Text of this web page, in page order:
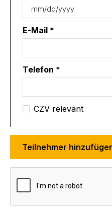
E-Mail *
Telefon *
CZV relevant
Teilnehmer